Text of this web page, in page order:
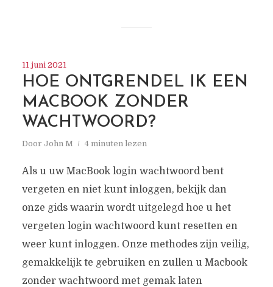
11 juni 2021
HOE ONTGRENDEL IK EEN
MACBOOK ZONDER
WACHTWOORD?
Door John M 4 minuten lezen
Als u uw MacBook login wachtwoord bent
vergeten en niet kunt inloggen, bekijk dan
onze gids waarin wordt uitgelegd hoe u het
vergeten login wachtwoord kunt resetten en
weer kunt inloggen. Onze methodes zijn veilig,
gemakkelijk te gebruiken en zullen u Macbook
zonder wachtwoord met gemak laten